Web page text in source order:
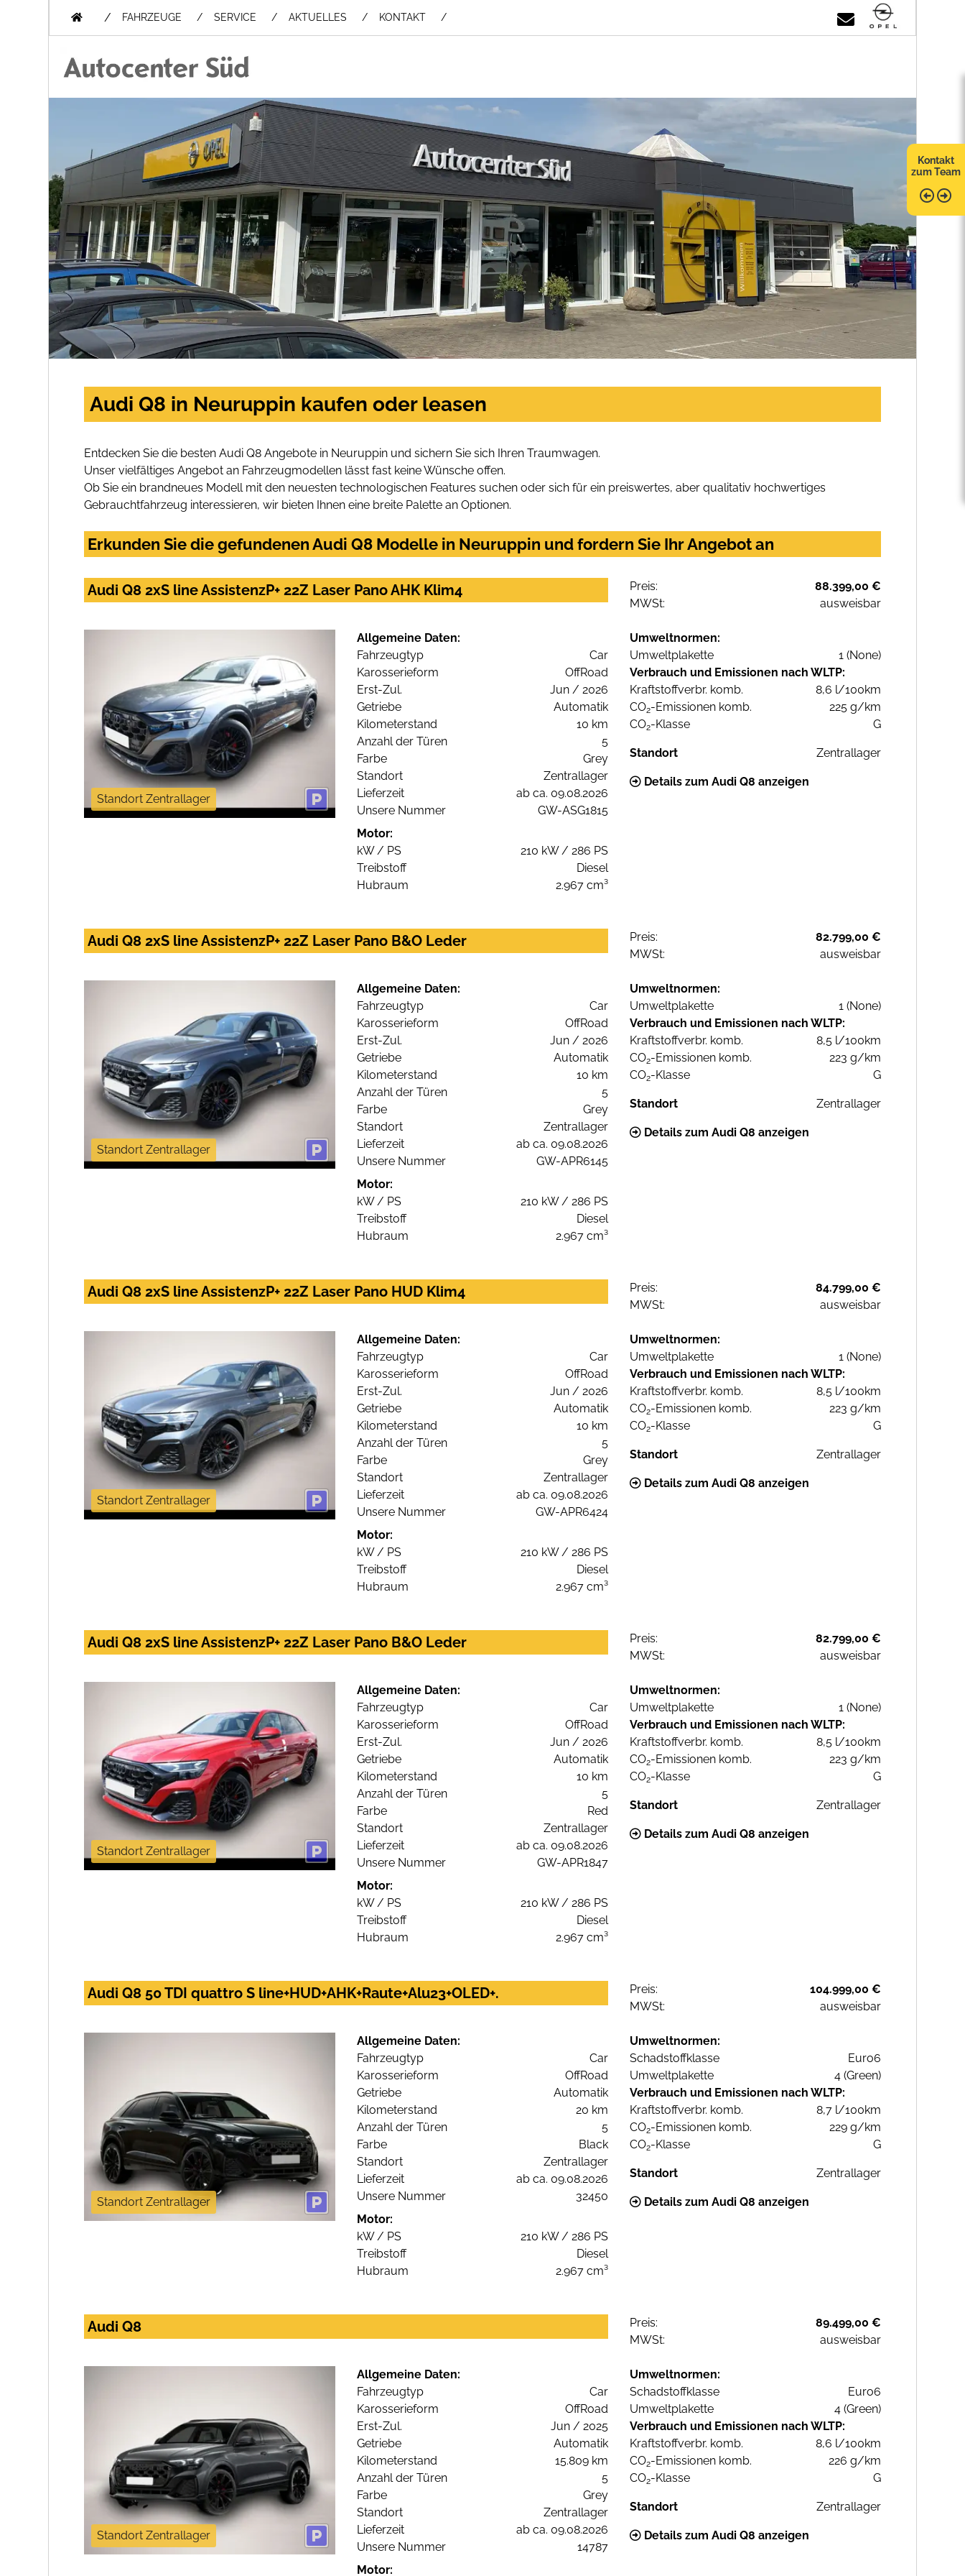
/ FAHRZEUGE SERVICE AKTUELLES KONTAKT
Kontakt
zum Team
Audi Q8 in Neuruppin kaufen oder leasen
Entdecken Sie die besten Audi Q8 Angebote in Neuruppin und sichern Sie sich Ihren Traumwagen.
Unser vielfältiges Angebot an Fahrzeugmodellen lässt fast keine Wünsche offen.
Ob Sie ein brandneues Modell mit den neuesten technologischen Features suchen oder sich für ein preiswertes, aber qualitativ hochwertiges
Gebrauchtfahrzeug interessieren, wir bieten Ihnen eine breite Palette an Optionen.
Erkunden Sie die gefundenen Audi Q8 Modelle in Neuruppin und fordern Sie Ihr Angebot an
Audi Q8 2xS line AssistenzP+ 22Z Laser Pano AHK Klim4 Preis:
88.399,00 €
MWSt:
ausweisbar
Standort Zentrallager
Allgemeine Daten:
Fahrzeugtyp
Car
Karosserieform
OffRoad
Erst-Zul.
Jun / 2026
Getriebe
Automatik
Kilometerstand
10 km
Anzahl der Türen
5
Farbe
Grey
Standort
Zentrallager
Lieferzeit
ab ca. 09.08.2026
Unsere Nummer
GW-ASG1815
Motor:
kW / PS
210 kW / 286 PS
Treibstoff
Diesel
Hubraum
2.967 cm³
Umweltnormen:
Umweltplakette
1 (None)
Verbrauch und Emissionen nach WLTP:
Kraftstoffverbr. komb.
8,6 l/100km
CO2-Emissionen komb.
225 g/km
CO2-Klasse G
Standort Zentrallager
Details zum Audi Q8 anzeigen
Audi Q8 2xS line AssistenzP+ 22Z Laser Pano B&O Leder Preis:
82.799,00 €
MWSt:
ausweisbar
Standort Zentrallager
Allgemeine Daten:
Fahrzeugtyp
Car
Karosserieform
OffRoad
Erst-Zul.
Jun / 2026
Getriebe
Automatik
Kilometerstand
10 km
Anzahl der Türen
5
Farbe
Grey
Standort
Zentrallager
Lieferzeit
ab ca. 09.08.2026
Unsere Nummer
GW-APR6145
Motor:
kW / PS
210 kW / 286 PS
Treibstoff
Diesel
Hubraum
2.967 cm³
Umweltnormen:
Umweltplakette
1 (None)
Verbrauch und Emissionen nach WLTP:
Kraftstoffverbr. komb.
8,5 l/100km
CO2-Emissionen komb.
223 g/km
CO2-Klasse G
Standort Zentrallager
Details zum Audi Q8 anzeigen
Audi Q8 2xS line AssistenzP+ 22Z Laser Pano HUD Klim4 Preis:
84.799,00 €
MWSt:
ausweisbar
Standort Zentrallager
Allgemeine Daten:
Fahrzeugtyp
Car
Karosserieform
OffRoad
Erst-Zul.
Jun / 2026
Getriebe
Automatik
Kilometerstand
10 km
Anzahl der Türen
5
Farbe
Grey
Standort
Zentrallager
Lieferzeit
ab ca. 09.08.2026
Unsere Nummer
GW-APR6424
Motor:
kW / PS
210 kW / 286 PS
Treibstoff
Diesel
Hubraum
2.967 cm³
Umweltnormen:
Umweltplakette
1 (None)
Verbrauch und Emissionen nach WLTP:
Kraftstoffverbr. komb.
8,5 l/100km
CO2-Emissionen komb.
223 g/km
CO2-Klasse G
Standort Zentrallager
Details zum Audi Q8 anzeigen
Audi Q8 2xS line AssistenzP+ 22Z Laser Pano B&O Leder Preis:
82.799,00 €
MWSt:
ausweisbar
Standort Zentrallager
Allgemeine Daten:
Fahrzeugtyp
Car
Karosserieform
OffRoad
Erst-Zul.
Jun / 2026
Getriebe
Automatik
Kilometerstand
10 km
Anzahl der Türen
5
Farbe
Red
Standort
Zentrallager
Lieferzeit
ab ca. 09.08.2026
Unsere Nummer
GW-APR1847
Motor:
kW / PS
210 kW / 286 PS
Treibstoff
Diesel
Hubraum
2.967 cm³
Umweltnormen:
Umweltplakette
1 (None)
Verbrauch und Emissionen nach WLTP:
Kraftstoffverbr. komb.
8,5 l/100km
CO2-Emissionen komb.
223 g/km
CO2-Klasse G
Standort Zentrallager
Details zum Audi Q8 anzeigen
Audi Q8 50 TDI quattro S line+HUD+AHK+Raute+Alu23+OLED+. Preis:
104.999,00 €
MWSt:
ausweisbar
Standort Zentrallager
Allgemeine Daten:
Fahrzeugtyp
Car
Karosserieform
OffRoad
Getriebe
Automatik
Kilometerstand
20 km
Anzahl der Türen
5
Farbe
Black
Standort
Zentrallager
Lieferzeit
ab ca. 09.08.2026
Unsere Nummer
32450
Motor:
kW / PS
210 kW / 286 PS
Treibstoff
Diesel
Hubraum
2.967 cm³
Umweltnormen:
Schadstoffklasse
Euro6
Umweltplakette
4 (Green)
Verbrauch und Emissionen nach WLTP:
Kraftstoffverbr. komb.
8,7 l/100km
CO2-Emissionen komb.
229 g/km
CO2-Klasse G
Standort Zentrallager
Details zum Audi Q8 anzeigen
Audi Q8 Preis:
89.499,00 €
MWSt:
ausweisbar
Standort Zentrallager
Allgemeine Daten:
Fahrzeugtyp
Car
Karosserieform
OffRoad
Erst-Zul.
Jun / 2025
Getriebe
Automatik
Kilometerstand
15.809 km
Anzahl der Türen
5
Farbe
Grey
Standort
Zentrallager
Lieferzeit
ab ca. 09.08.2026
Unsere Nummer
14787
Motor:
Umweltnormen:
Schadstoffklasse
Euro6
Umweltplakette
4 (Green)
Verbrauch und Emissionen nach WLTP:
Kraftstoffverbr. komb.
8,6 l/100km
CO2-Emissionen komb.
226 g/km
CO2-Klasse G
Standort Zentrallager
Details zum Audi Q8 anzeigen